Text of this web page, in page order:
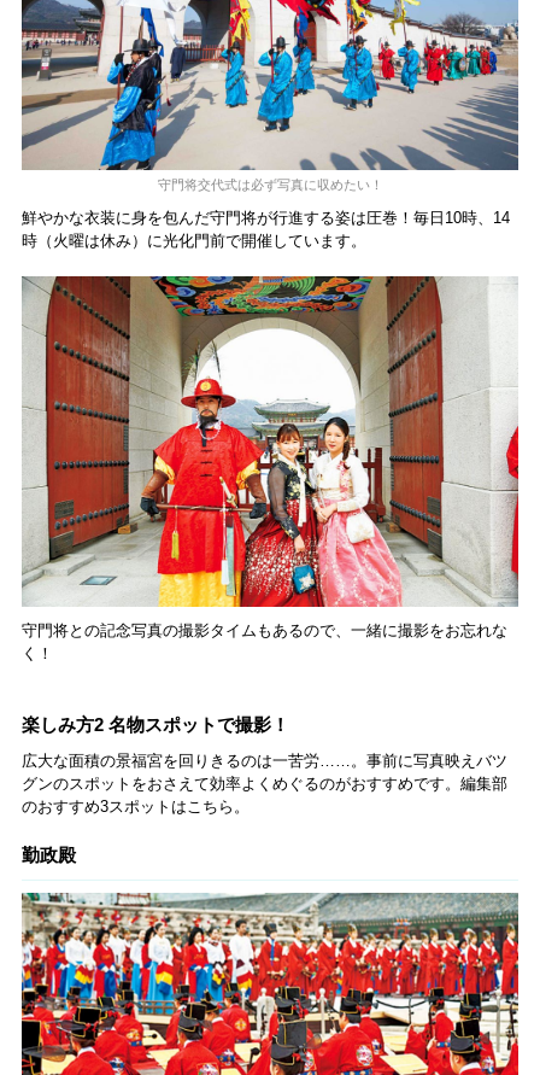
守門将交代式は必ず写真に収めたい！
鮮やかな衣装に身を包んだ守門将が行進する姿は圧巻！毎日10時、14
時（火曜は休み）に光化門前で開催しています。
守門将との記念写真の撮影タイムもあるので、一緒に撮影をお忘れな
く！
楽しみ方2 名物スポットで撮影！
広大な面積の景福宮を回りきるのは一苦労……。事前に写真映えバツ
グンのスポットをおさえて効率よくめぐるのがおすすめです。編集部
のおすすめ3スポットはこちら。
勤政殿